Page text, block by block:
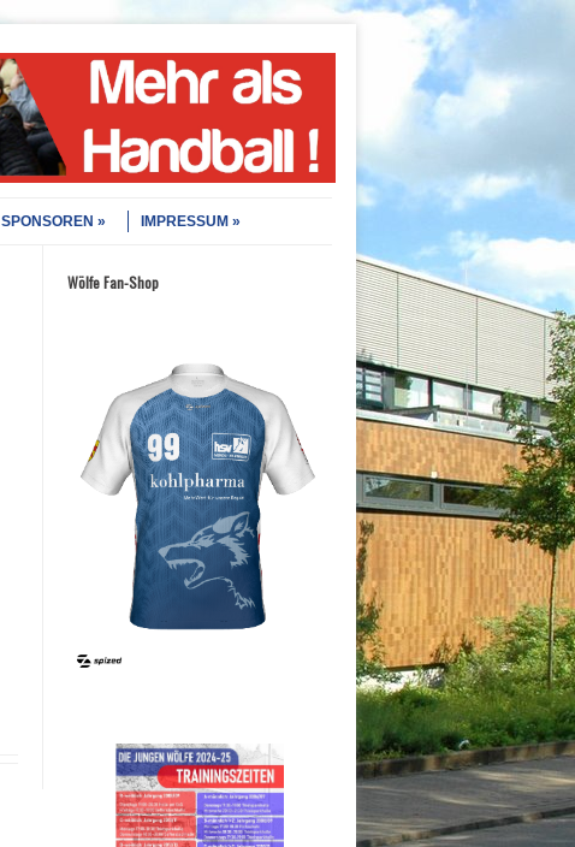
SPONSOREN IMPRESSUM
Wölfe Fan-Shop